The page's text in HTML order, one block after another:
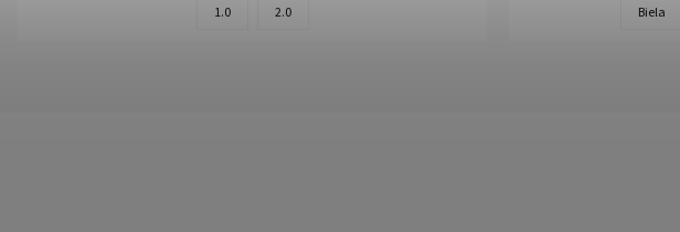
1.0 2.0 Biela